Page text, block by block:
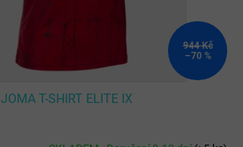
944 Kč
–70 %
JOMA T-SHIRT ELITE IX